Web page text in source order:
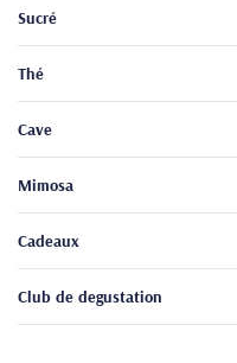
Sucré
Thé
Cave
Mimosa
Cadeaux
Club de degustation